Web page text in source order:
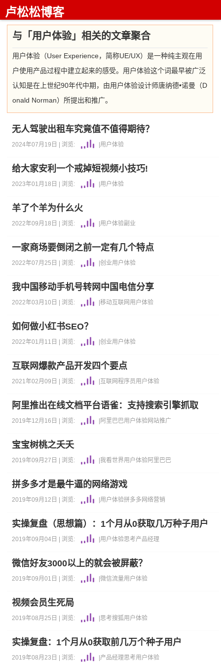
卢松松博客
与「用户体验」相关的文章聚合
用户体验（User Experience，简称UE/UX）是一种纯主观在用
户使用产品过程中建立起来的感受。用户体验这个词最早被广泛
认知是在上世纪90年代中期，由用户体验设计师唐纳德•诺曼（D
onald Norman）所提出和推广。
无人驾驶出租车究竟值不值得期待？
2024年07月19日 | 浏览: 用户体验
给大家安利一个戒掉短视频小技巧!
2023年01月18日 | 浏览: 用户体验
羊了个羊为什么火
2022年09月18日 | 浏览: 用户体验副业
一家商场要倒闭之前一定有几个特点
2022年07月25日 | 浏览: |创业用户体验
我中国移动手机号转网中国电信分享
2022年03月10日 | 浏览: |移动互联网 用户体验
如何做小红书SEO？
2022年01月11日 | 浏览: |创业用户体验
互联网爆款产品开发四个要点
2021年02月09日 | 浏览: 互联网程序员用户体验
阿里推出在线文档平台语雀：支持搜索引擎抓取
2019年12月16日 | 浏览: 阿里巴巴用户体验网站推广
宝宝树桃之夭夭
2019年09月27日 | 浏览: |我看世界用户体验阿里巴巴
拼多多才是最牛逼的网络游戏
2019年09月12日 | 浏览: 用户体验拼多多 网络营销
实操复盘（思想篇）：1个月从0获取几万种子用户
2019年09月04日 | 浏览: 用户体验思考产品经理
微信好友3000以上的就会被屏蔽？
2019年09月01日 | 浏览: |微信流量用户体验
视频会员生死局
2019年08月25日 | 浏览: 思考搜狐用户体验
实操复盘：1个月从0获取前几万个种子用户
2019年08月23日 | 浏览: 产品经理思考用户体验